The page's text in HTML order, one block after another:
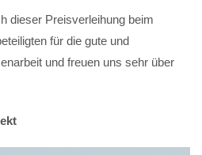
dieser Preisverleihung beim
für die gute und
und freuen uns sehr über